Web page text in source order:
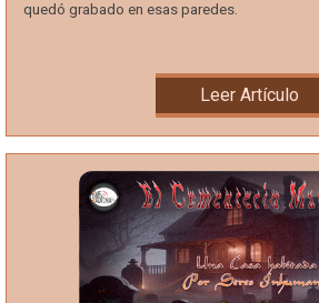
quedó grabado en esas paredes.
Leer Artículo